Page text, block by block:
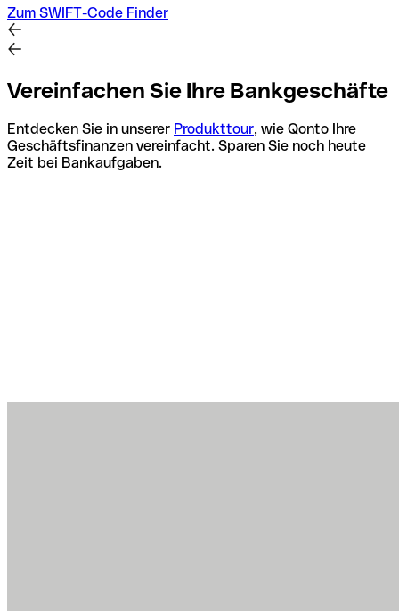
Zum SWIFT-Code Finder
Vereinfachen Sie Ihre Bankgeschäfte
Entdecken Sie in unserer Produkttour, wie Qonto Ihre
Geschäftsfinanzen vereinfacht. Sparen Sie noch heute
Zeit bei Bankaufgaben.